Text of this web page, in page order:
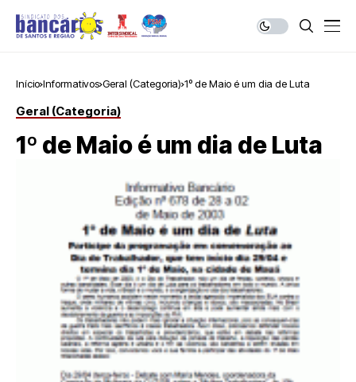
Início Informativos Geral (Categoria) 1º de Maio é um dia de Luta
Geral (Categoria)
1º de Maio é um dia de Luta